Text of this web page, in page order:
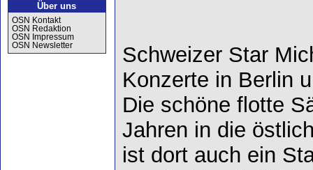
Über uns
OSN Kontakt
OSN Redaktion
OSN Impressum
OSN Newsletter
Schweizer Star
Konzerte in Berlin
Die schöne flotte
Jahren in die
ist dort auch ein